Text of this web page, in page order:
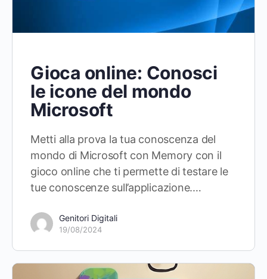
Gioca online: Conosci
le icone del mondo
Microsoft
Metti alla prova la tua conoscenza del
mondo di Microsoft con Memory con il
gioco online che ti permette di testare le
tue conoscenze sull’applicazione.…
Genitori Digitali
19/08/2024